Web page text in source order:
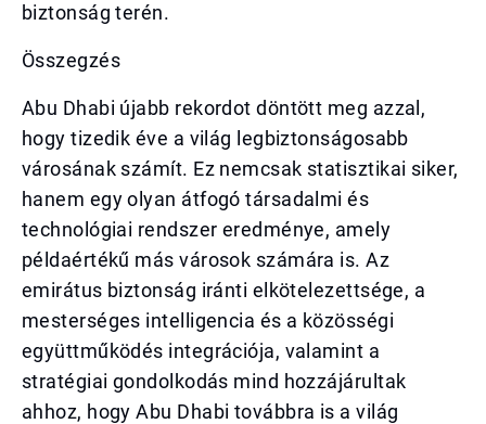
biztonság terén.
Összegzés
Abu Dhabi újabb rekordot döntött meg azzal,
hogy tizedik éve a világ legbiztonságosabb
városának számít. Ez nemcsak statisztikai siker,
hanem egy olyan átfogó társadalmi és
technológiai rendszer eredménye, amely
példaértékű más városok számára is. Az
emirátus biztonság iránti elkötelezettsége, a
mesterséges intelligencia és a közösségi
együttműködés integrációja, valamint a
stratégiai gondolkodás mind hozzájárultak
ahhoz, hogy Abu Dhabi továbbra is a világ